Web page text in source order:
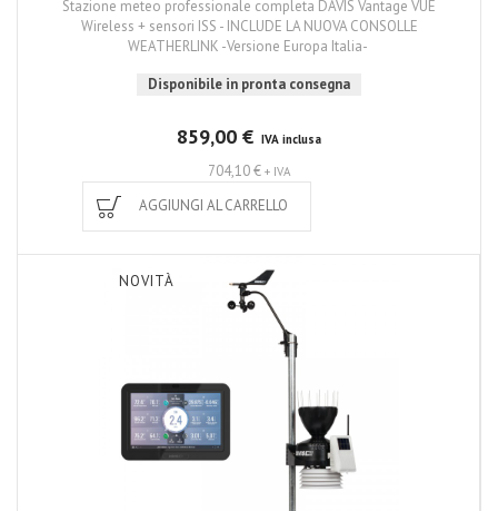
Stazione meteo professionale completa DAVIS Vantage VUE
Wireless + sensori ISS - INCLUDE LA NUOVA CONSOLLE
WEATHERLINK -Versione Europa Italia-
Disponibile in pronta consegna
859,00 € IVA inclusa
704,10 € + IVA
AGGIUNGI AL CARRELLO
NOVITÀ